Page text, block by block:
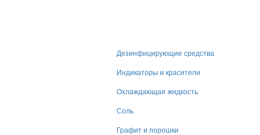
Дезинфицирующие средства
Индикаторы и красители
Охлаждающая жидкость
Соль
Графит и порошки